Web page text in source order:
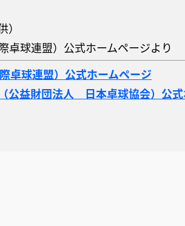
卓球連盟）公式ホームページより
卓球連盟）公式ホームページ
公益財団法人 日本卓球協会）公